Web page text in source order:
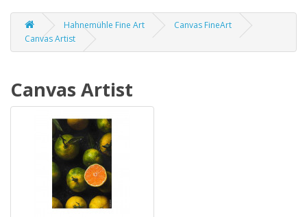
Hahnemühle Fine Art
Canvas FineArt
Canvas Artist
Canvas Artist